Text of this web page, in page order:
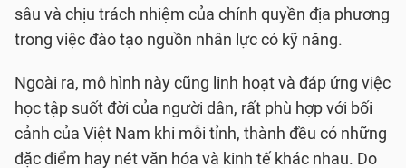
sâu và chịu trách nhiệm của chính quyền địa phương
trong việc đào tạo nguồn nhân lực có kỹ năng.
Ngoài ra, mô hình này cũng linh hoạt và đáp ứng việc
học tập suốt đời của người dân, rất phù hợp với bối
cảnh của Việt Nam khi mỗi tỉnh, thành đều có những
đặc điểm hay nét văn hóa và kinh tế khác nhau. Do